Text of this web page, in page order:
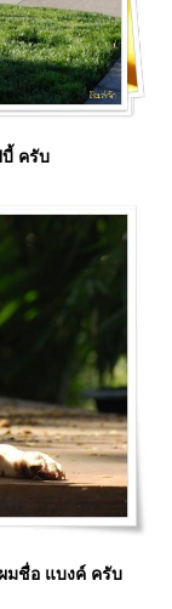
ครับ
มชื่อ แบงค์ ครับ